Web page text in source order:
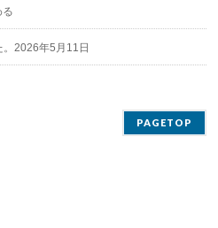
2026年5月11日
PAGETOP